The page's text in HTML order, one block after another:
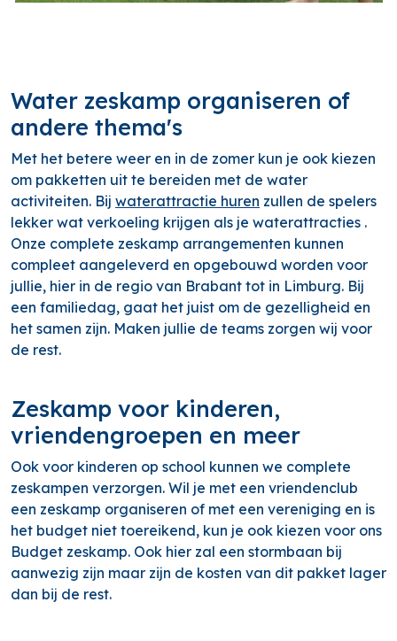
Water zeskamp organiseren of
andere thema's
Met het betere weer en in de zomer kun je ook kiezen
om pakketten uit te bereiden met de water
activiteiten. Bij waterattractie huren zullen de spelers
lekker wat verkoeling krijgen als je waterattracties .
Onze complete zeskamp arrangementen kunnen
compleet aangeleverd en opgebouwd worden voor
jullie, hier in de regio van Brabant tot in Limburg. Bij
een familiedag, gaat het juist om de gezelligheid en
het samen zijn. Maken jullie de teams zorgen wij voor
de rest.
Zeskamp voor kinderen,
vriendengroepen en meer
Ook voor kinderen op school kunnen we complete
zeskampen verzorgen. Wil je met een vriendenclub
een zeskamp organiseren of met een vereniging en is
het budget niet toereikend, kun je ook kiezen voor ons
Budget zeskamp. Ook hier zal een stormbaan bij
aanwezig zijn maar zijn de kosten van dit pakket lager
dan bij de rest.